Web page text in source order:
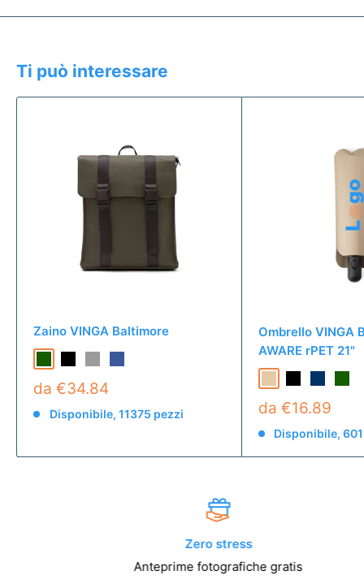
Ti può interessare
Zaino VINGA Baltimore
da €34.84
Disponibile, 11375 pezzi
Ombrello VINGA
AWARE rPET 21"
da €16.89
Disponibile,
Zero stress
Anteprime fotografiche gratis